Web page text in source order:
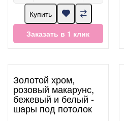
Купить
Заказать в 1 клик
Золотой хром,
розовый макарунс,
бежевый и белый -
шары под потолок